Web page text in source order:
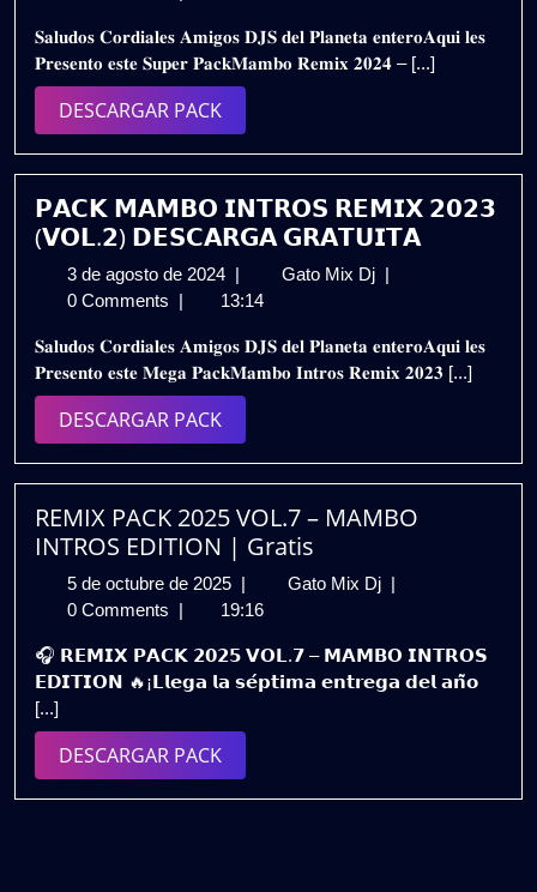
de
2024
–
𝗣𝗔𝗖𝗞
𝐒𝐚𝐥𝐮𝐝𝐨𝐬 𝐂𝐨𝐫𝐝𝐢𝐚𝐥𝐞𝐬 𝐀𝐦𝐢𝐠𝐨𝐬 𝐃𝐉𝐒 𝐝𝐞𝐥 𝐏𝐥𝐚𝐧𝐞𝐭𝐚 𝐞𝐧𝐭𝐞𝐫𝐨𝐀𝐪𝐮𝐢 𝐥𝐞𝐬
𝐏𝐫𝐞𝐬𝐞𝐧𝐭𝐨 𝐞𝐬𝐭𝐞 𝐒𝐮𝐩𝐞𝐫 𝐏𝐚𝐜𝐤𝐌𝐚𝐦𝐛𝐨 𝐑𝐞𝐦𝐢𝐱 𝟐𝟎𝟐𝟒 – [...]
DESCARGAR PACKDESCARGAR
PACK
𝗣𝗔𝗖𝗞 𝗠𝗔𝗠𝗕𝗢 𝗜𝗡𝗧𝗥𝗢𝗦 𝗥𝗘𝗠𝗜𝗫 𝟮𝟬𝟮𝟯
(𝗩𝗢𝗟.𝟮) 𝗗𝗘𝗦𝗖𝗔𝗥𝗚𝗔 𝗚𝗥𝗔𝗧𝗨𝗜𝗧𝗔
3 de agosto de 2024 3
de
de
2024
| Gato Mix Dj 𝗣𝗔𝗖𝗞
𝗥𝗘𝗠𝗜𝗫
𝟮𝟬𝟮𝟯
|
0 Comments | 13:14
𝐒𝐚𝐥𝐮𝐝𝐨𝐬 𝐂𝐨𝐫𝐝𝐢𝐚𝐥𝐞𝐬 𝐀𝐦𝐢𝐠𝐨𝐬 𝐃𝐉𝐒 𝐝𝐞𝐥 𝐏𝐥𝐚𝐧𝐞𝐭𝐚 𝐞𝐧𝐭𝐞𝐫𝐨𝐀𝐪𝐮𝐢 𝐥𝐞𝐬
𝐏𝐫𝐞𝐬𝐞𝐧𝐭𝐨 𝐞𝐬𝐭𝐞 𝐌𝐞𝐠𝐚 𝐏𝐚𝐜𝐤𝐌𝐚𝐦𝐛𝐨 𝐈𝐧𝐭𝐫𝐨𝐬 𝐑𝐞𝐦𝐢𝐱 𝟐𝟎𝟐𝟑 [...]
DESCARGAR PACKDESCARGAR
PACK
REMIX PACK 2025 VOL.7 – MAMBO
INTROS EDITION | Gratis
5 de octubre de 2025 5
de
de
2025
| Gato Mix Dj REMIX
VOL.7
–
|
0 Comments | 19:16
🎧 𝗥𝗘𝗠𝗜𝗫 𝗣𝗔𝗖𝗞 𝟮𝟬𝟮𝟱 𝗩𝗢𝗟.𝟳 – 𝗠𝗔𝗠𝗕𝗢 𝗜𝗡𝗧𝗥𝗢𝗦
𝗘𝗗𝗜𝗧𝗜𝗢𝗡 🔥¡𝗟𝗹𝗲𝗴𝗮 𝗹𝗮 𝘀𝗲́𝗽𝘁𝗶𝗺𝗮 𝗲𝗻𝘁𝗿𝗲𝗴𝗮 𝗱𝗲𝗹 𝗮𝗻̃𝗼
[...]
DESCARGAR PACKDESCARGAR
PACK